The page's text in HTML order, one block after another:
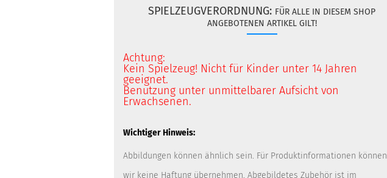
SPIELZEUGVERORDNUNG: FÜR ALLE IN DIESEM SHOP
ANGEBOTENEN ARTIKEL GILT!
Achtung:
Kein Spielzeug! Nicht für Kinder unter 14 Jahren
geeignet.
Benutzung unter unmittelbarer Aufsicht von
Erwachsenen.
Wichtiger Hinweis:
Abbildungen können ähnlich sein. Für Produktinformationen können
wir keine Haftung übernehmen. Abgebildetes Zubehör ist im